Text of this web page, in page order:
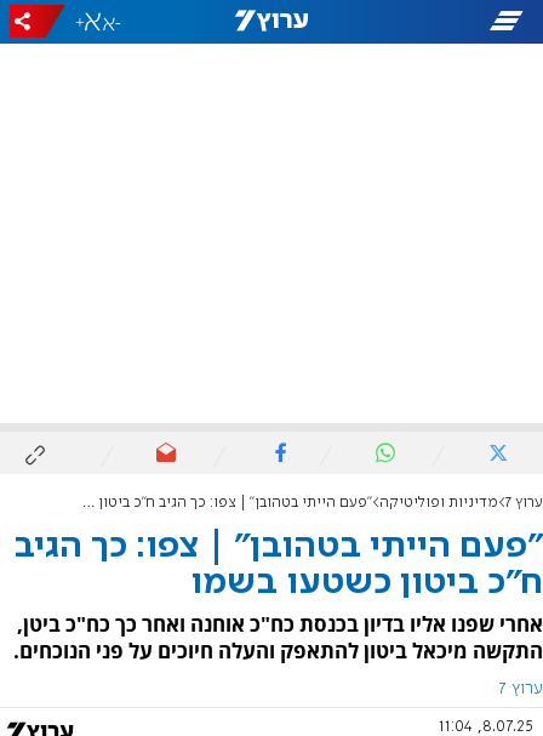
-
+
ערוץ 7 מדיניות ופוליטיקה "פעם הייתי בטהובן" | צפו: כך הגיב ח"כ ביטון כשטעו בשמו
"פעם הייתי בטהובן" | צפו: כך הגיב
ח"כ ביטון כשטעו בשמו
אחרי שפנו אליו בדיון בכנסת כח"כ אוחנה ואחר כך כח"כ ביטן,
התקשה מיכאל ביטון להתאפק והעלה חיוכים על פני הנוכחים.
ערוץ 7
8.07.25, 11:04